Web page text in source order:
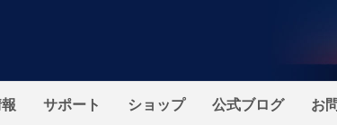
サポート ショップ 公式ブログ お